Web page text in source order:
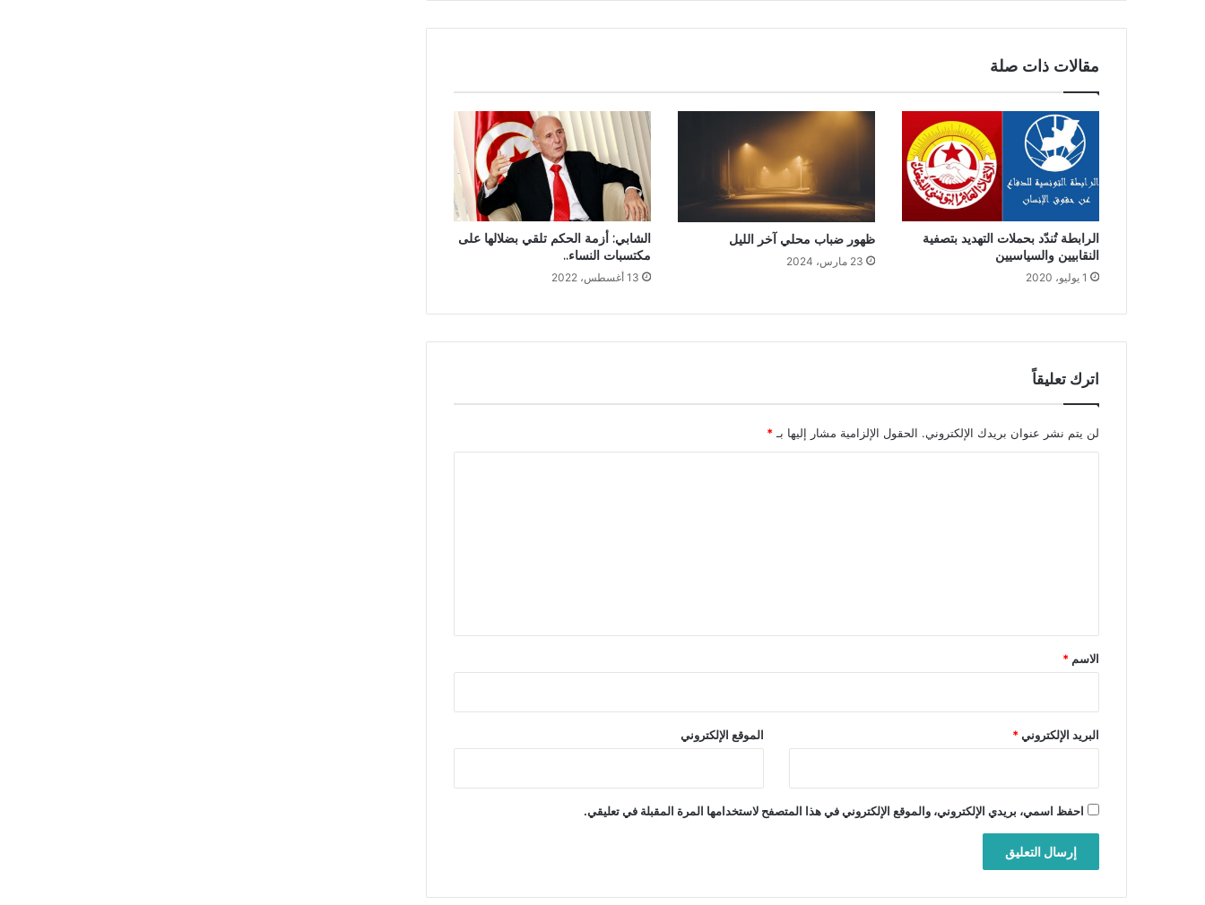
مقالات ذات صلة
الرابطة تُندّد بحملات التهديد بتصفية
النقابيين والسياسيين
1 يوليو، 2020
ظهور ضباب محلي آخر الليل
23 مارس، 2024
الشابي: أزمة الحكم تلقي بضلالها على
مكتسبات النساء..
13 أغسطس، 2022
اترك تعليقاً
لن يتم نشر عنوان بريدك الإلكتروني. الحقول الإلزامية مشار إليها بـ*
*
الاسم *
البريد الإلكتروني* الموقع الإلكتروني
احفظ اسمي، بريدي الإلكتروني، والموقع الإلكتروني في هذا المتصفح لاستخدامها المرة المقبلة في تعليقي.